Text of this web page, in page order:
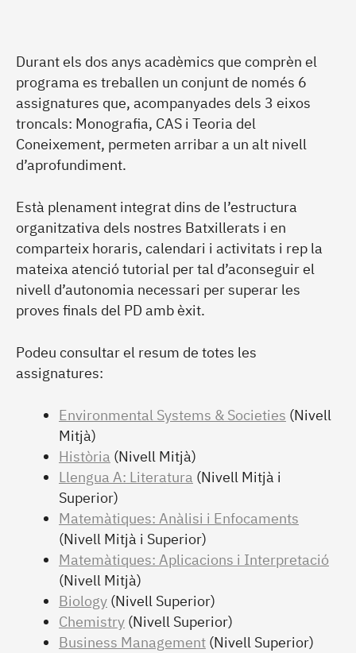
Durant els dos anys acadèmics que comprèn el
programa es treballen un conjunt de només 6
assignatures que, acompanyades dels 3 eixos
troncals: Monografia, CAS i Teoria del
Coneixement, permeten arribar a un alt nivell
d’aprofundiment.
Està plenament integrat dins de l’estructura
organitzativa dels nostres Batxillerats i en
comparteix horaris, calendari i activitats i rep la
mateixa atenció tutorial per tal d’aconseguir el
nivell d’autonomia necessari per superar les
proves finals del PD amb èxit.
Podeu consultar el resum de totes les
assignatures:
Environmental Systems & Societies (Nivell
Mitjà)
Història (Nivell Mitjà)
Llengua A: Literatura (Nivell Mitjà i
Superior)
Matemàtiques: Anàlisi i Enfocaments
(Nivell Mitjà i Superior)
Matemàtiques: Aplicacions i Interpretació
(Nivell Mitjà)
Biology (Nivell Superior)
Chemistry (Nivell Superior)
Business Management (Nivell Superior)